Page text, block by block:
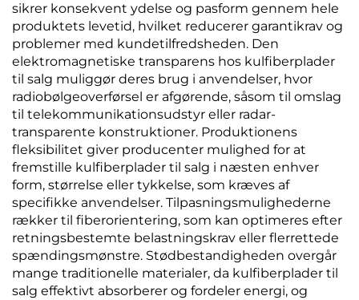
sikrer konsekvent ydelse og pasform gennem hele
produktets levetid, hvilket reducerer garantikrav og
problemer med kundetilfredsheden. Den
elektromagnetiske transparens hos kulfiberplader
til salg muliggør deres brug i anvendelser, hvor
radiobølgeoverførsel er afgørende, såsom til omslag
til telekommunikationsudstyr eller radar-
transparente konstruktioner. Produktionens
fleksibilitet giver producenter mulighed for at
fremstille kulfiberplader til salg i næsten enhver
form, størrelse eller tykkelse, som kræves af
specifikke anvendelser. Tilpasningsmulighederne
rækker til fiberorientering, som kan optimeres efter
retningsbestemte belastningskrav eller flerrettede
spændingsmønstre. Stødbestandigheden overgår
mange traditionelle materialer, da kulfiberplader til
salg effektivt absorberer og fordeler energi, og